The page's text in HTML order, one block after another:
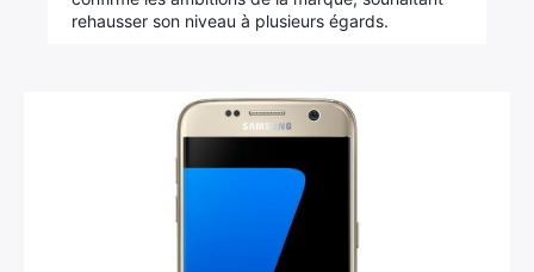
rehausser son niveau à plusieurs égards.